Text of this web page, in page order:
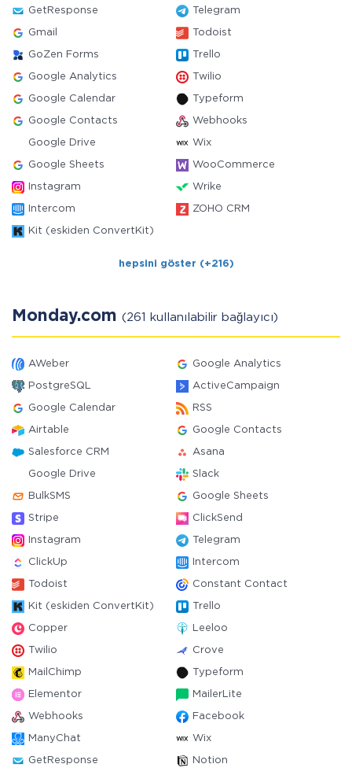
GetResponse Telegram
Gmail Todoist
GoZen Forms Trello
Google Analytics Twilio
Google Calendar Typeform
Google Contacts Webhooks
Google Drive Wix
Google Sheets WooCommerce
Instagram Wrike
Intercom ZOHO CRM
Kit (eskiden ConvertKit)
hepsini göster (+216)
Monday.com (261 kullanılabilir bağlayıcı)
AWeber Google Analytics
PostgreSQL ActiveCampaign
Google Calendar RSS
Airtable Google Contacts
Salesforce CRM Asana
Google Drive Slack
BulkSMS Google Sheets
Stripe ClickSend
Instagram Telegram
ClickUp Intercom
Todoist Constant Contact
Kit (eskiden ConvertKit) Trello
Copper Leeloo
Twilio Crove
MailChimp Typeform
Elementor MailerLite
Webhooks Facebook
ManyChat Wix
GetResponse Notion